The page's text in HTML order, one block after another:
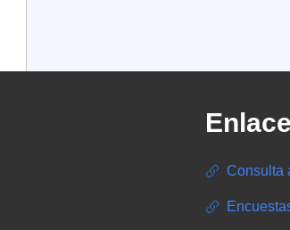
Consulta